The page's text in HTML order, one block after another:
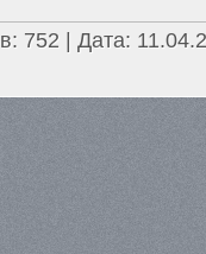
752 | Дата: